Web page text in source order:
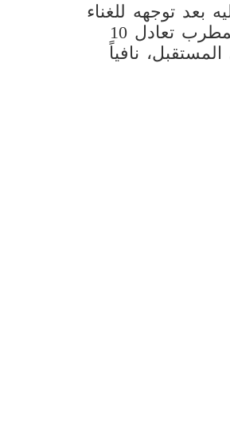
بعد توجهه للغناء
وعدم التفرغ لمهنته الأصلية وهي التمثيل، مؤكداً أن شعبية المطرب تعادل 10
نافياً